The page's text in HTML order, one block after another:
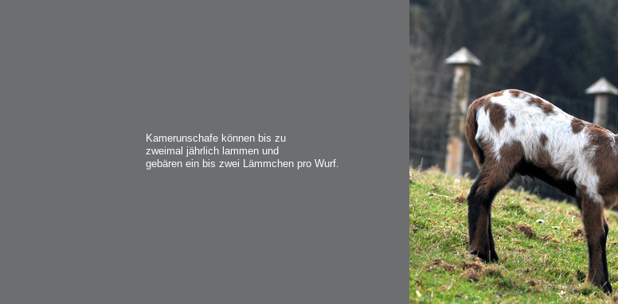
Kamerunschafe können bis zu
zweimal jährlich lammen und
gebären ein bis zwei Lämmchen pro Wurf.